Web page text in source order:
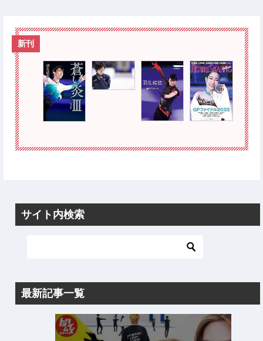
新刊
サイト内検索
最新記事一覧